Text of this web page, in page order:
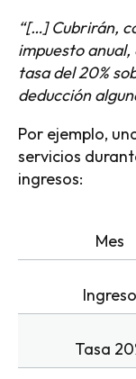
“[…] Cubrirán,
impuesto
tasa del 20%
deducción
Por ejemplo,
servicios
ingresos:
Mes
Ingreso
Tasa